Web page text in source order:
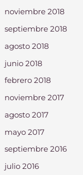
noviembre 2018
septiembre 2018
agosto 2018
junio 2018
febrero 2018
noviembre 2017
agosto 2017
mayo 2017
septiembre 2016
julio 2016